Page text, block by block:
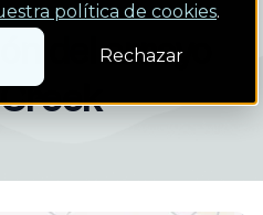
política de cookies.
Rechazar
del arroyo